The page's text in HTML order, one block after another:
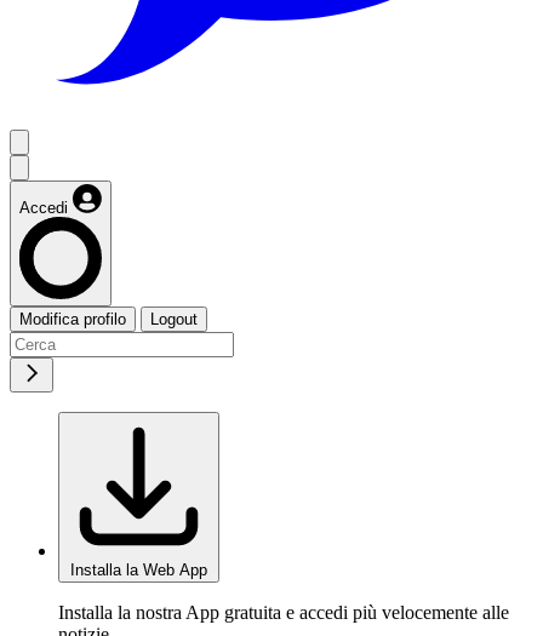
Accedi
Modifica profilo Logout
Installa la Web App
Installa la nostra App gratuita e accedi più velocemente alle